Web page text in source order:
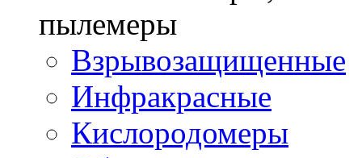
пылемеры
Взрывозащищенные
Инфракрасные
Кислородомеры